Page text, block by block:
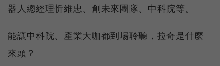
器人總經理忻維忠、創未來團隊、中科院等。
能讓中科院、產業大咖都到場聆聽，拉奇是什麼
來頭？